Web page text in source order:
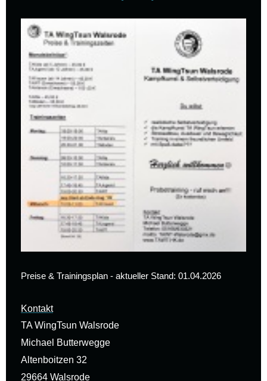
Preise & Trainingsplan - aktueller Stand: 01.04.2026
Kontakt
TA WingTsun Walsrode
Michael Butterwegge
Altenboitzen 32
29664 Walsrode